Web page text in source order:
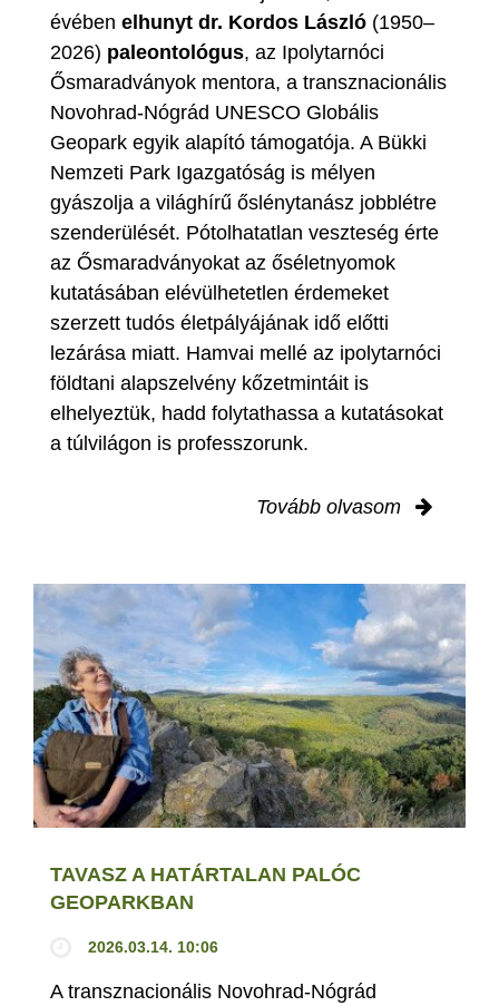
évében elhunyt dr. Kordos László (1950–
2026) paleontológus, az Ipolytarnóci
Ősmaradványok mentora, a transznacionális
Novohrad-Nógrád UNESCO Globális
Geopark egyik alapító támogatója. A Bükki
Nemzeti Park Igazgatóság is mélyen
gyászolja a világhírű őslénytanász jobblétre
szenderülését. Pótolhatatlan veszteség érte
az Ősmaradványokat az őséletnyomok
kutatásában elévülhetetlen érdemeket
szerzett tudós életpályájának idő előtti
lezárása miatt. Hamvai mellé az ipolytarnóci
földtani alapszelvény kőzetmintáit is
elhelyeztük, hadd folytathassa a kutatásokat
a túlvilágon is professzorunk.
Tovább olvasom
TAVASZ A HATÁRTALAN PALÓC
GEOPARKBAN
2026.03.14. 10:06
A transznacionális Novohrad-Nógrád